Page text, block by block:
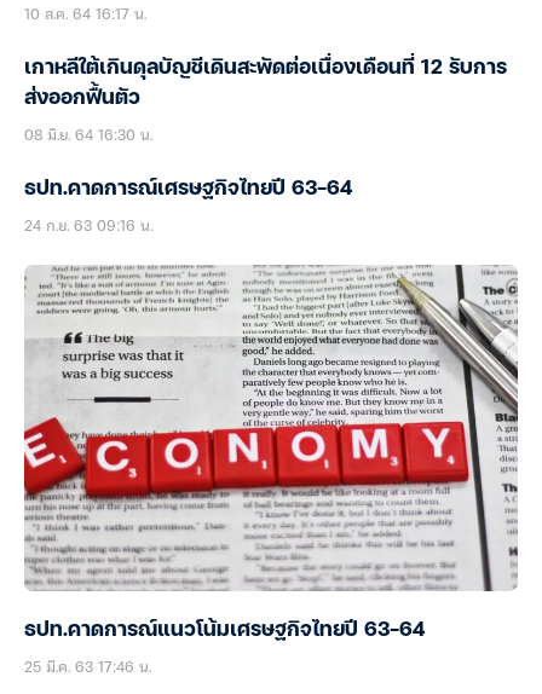
10 ส.ค. 64 16:17 น.
เกาหลีใต้เกินดุลบัญชีเดินสะพัดต่อเนื่องเดือนที่ 12 รับการ
ส่งออกฟื้นตัว
08 มิ.ย. 64 16:30 น.
ธปท.คาดการณ์เศรษฐกิจไทยปี 63-64
24 ก.ย. 63 09:16 น.
ธปท.คาดการณ์แนวโน้มเศรษฐกิจไทยปี 63-64
25 มี.ค. 63 17:46 น.